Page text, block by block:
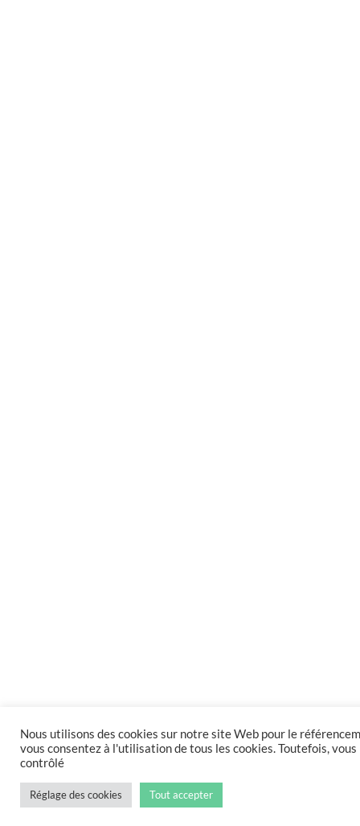
Nous utilisons des cookies sur notre site Web pour le
vous consentez à l'utilisation de tous les cookies. Toutefois,
contrôlé
Réglage des cookies Tout accepter